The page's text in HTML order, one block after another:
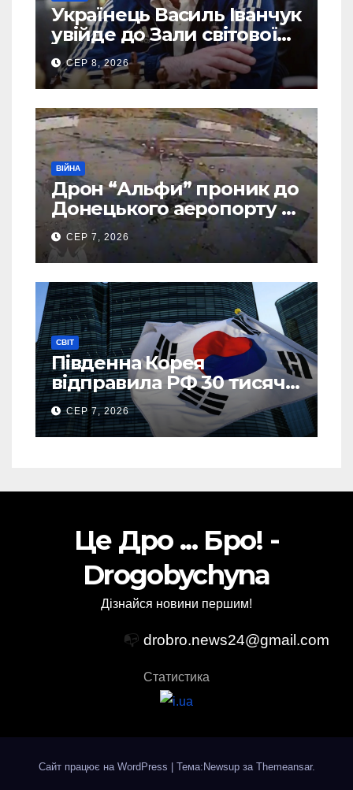
Українець Василь Іванчук
увійде до Зали світової
шахової слави
СЕР 8, 2026
ВІЙНА
Дрон “Альфи” проник до
Донецького аеропорту та
спалив “Шахед” ще до
запуску
СЕР 7, 2026
СВІТ
Південна Корея
відправила РФ 30 тисяч
тонн авіапалива
СЕР 7, 2026
Це Дро ... Бро! -
Drogobychyna
Дізнайся новини першим!
📭 drobro.news24@gmail.com
Статистика
Сайт працює на WordPress Тема:Newsup за Themeansar.